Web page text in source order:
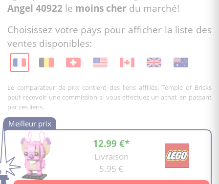
Angel 40922 le moins cher du marché!
Choisissez votre pays pour afficher la liste des
ventes disponibles:
Le comparateur de prix contient des liens affiliés. Temple of Bricks
peut recevoir une commission si vous effectuez un achat en passant
par ces liens.
12.99 €*
Livraison
5.95 €